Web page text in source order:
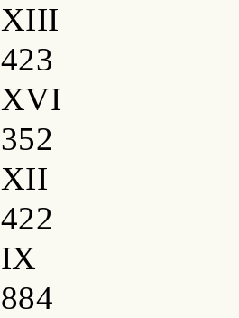
XIII
423
XVI
352
XII
422
IX
884